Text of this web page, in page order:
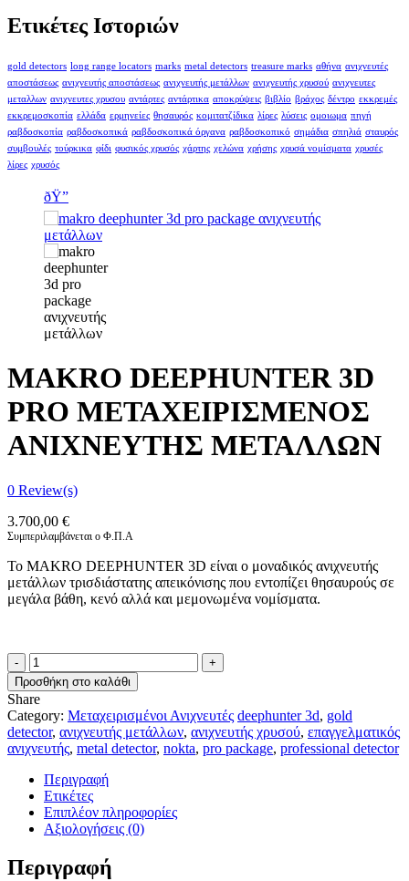
Ετικέτες Ιστοριών
gold detectors long range locators marks metal detectors treasure marks αθήνα ανιχνευτές
αποστάσεως ανιχνευτής αποστάσεως ανιχνευτής μετάλλων ανιχνευτής χρυσού ανιχνευτες
μεταλλων ανιχνευτες χρυσου αντάρτες αντάρτικα αποκρύψεις βιβλίο βράχος δέντρο εκκρεμές
εκκρεμοσκοπία ελλάδα ερμηνείες θησαυρός κομιτατζίδικα λίρες λύσεις ομοιωμα πηγή
ραβδοσκοπία ραβδοσκοπικά ραβδοσκοπικά όργανα ραβδοσκοπικό σημάδια σπηλιά σταυρός
συμβουλές τούρκικα φίδι φυσικός χρυσός χάρτης χελώνα χρήσης χρυσά νομίσματα χρυσές
λίρες χρυσός
ðŸ”
MAKRO DEEPHUNTER 3D
PRO ΜΕΤΑΧΕΙΡΙΣΜΕΝΟΣ
ΑΝΙΧΝΕΥΤΗΣ ΜΕΤΑΛΛΩΝ
0 Review(s)
3.700,00 €
Συμπεριλαμβάνεται ο Φ.Π.Α
Το MAKRO DEEPHUNTER 3D είναι ο μοναδικός ανιχνευτής
μετάλλων τρισδιάστατης απεικόνισης που εντοπίζει θησαυρούς σε
μεγάλα βάθη, κενό αλλά και μεμονωμένα νομίσματα.
MAKRO
DEEPHUNTER
3D
PRO
ΜΕΤΑΧΕΙΡΙΣΜΕΝΟΣ
ΑΝΙΧΝΕΥΤΗΣ
ΜΕΤΑΛΛΩΝ
ποσότητα
Προσθήκη στο καλάθι
Share
Category: Μεταχειρισμένοι Ανιχνευτές deephunter 3d, gold
detector, ανιχνευτής μετάλλων, ανιχνευτής χρυσού, επαγγελματικός
ανιχνευτής, metal detector, nokta, pro package, professional detector
Περιγραφή
Ετικέτες
Επιπλέον πληροφορίες
Αξιολογήσεις (0)
Περιγραφή